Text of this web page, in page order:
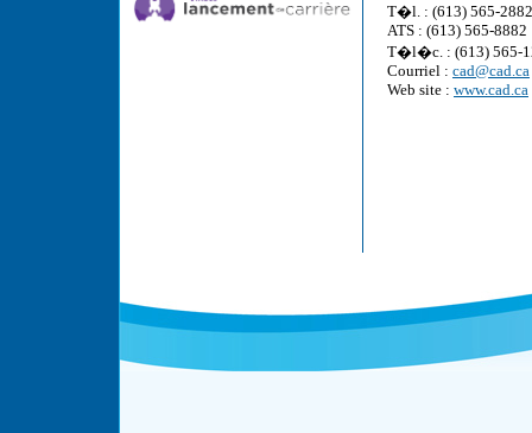
T�l. : (613) 565-2882
ATS : (613) 565-8882
T�l�c. : (613) 565-
Courriel : cad@cad.ca
Web site : www.cad.ca